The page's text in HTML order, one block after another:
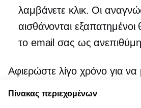
λαμβάνετε κλικ. Οι
αισθάνονται
το email σας ως
Αφιερώστε λίγο χρόνο για να
email που πρέπει να
Πίνακας περιεχομένων